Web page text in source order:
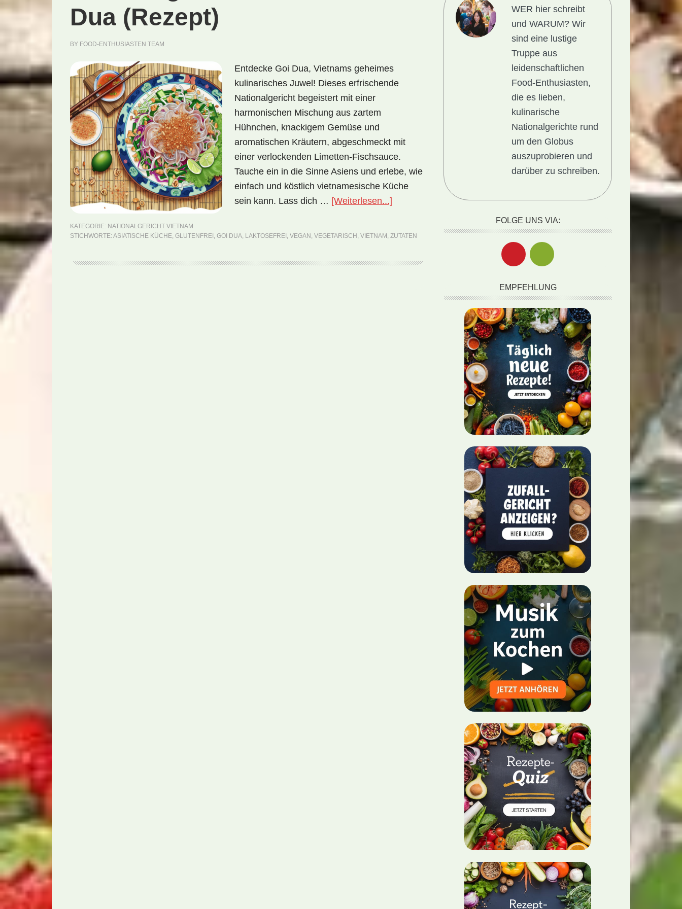
Dua (Rezept)
BY FOOD-ENTHUSIASTEN TEAM
Entdecke Goi Dua, Vietnams geheimes
kulinarisches Juwel! Dieses erfrischende
Nationalgericht begeistert mit einer
harmonischen Mischung aus zartem
Hühnchen, knackigem Gemüse und
aromatischen Kräutern, abgeschmeckt mit
einer verlockenden Limetten-Fischsauce.
Tauche ein in die Sinne Asiens und erlebe, wie
einfach und köstlich vietnamesische Küche
sein kann. Lass dich … [Weiterlesen...] ÜberNationalgericht
(Rezept)
KATEGORIE: NATIONALGERICHT VIETNAM
STICHWORTE: ASIATISCHE KÜCHE, GLUTENFREI , GOI DUA, LAKTOSEFREI , VEGAN , VEGETARISCH , VIETNAM , ZUTATEN
WER hier schreibt
und WARUM?Wir
sind eine lustige
Truppe aus
leidenschaftlichen
Food-Enthusiasten,
die es lieben,
kulinarische
Nationalgerichte rund
um den Globus
auszuprobieren und
darüber zu schreiben.
FOLGE UNS VIA:
EMPFEHLUNG